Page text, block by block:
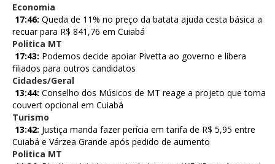
Economia
17:46: Queda de 11% no preço da batata ajuda cesta básica a
recuar para R$ 841,76 em Cuiabá
Politica MT
17:43: Podemos decide apoiar Pivetta ao governo e libera
filiados para outros candidatos
Cidades/Geral
13:44: Conselho dos Músicos de MT reage a projeto que torna
couvert opcional em Cuiabá
Turismo
13:42: Justiça manda fazer perícia em tarifa de R$ 5,95 entre
Cuiabá e Várzea Grande após pedido de aumento
Politica MT